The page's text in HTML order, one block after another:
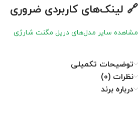
🔗 لینک‌های کاربردی ضروری
مشاهده سایر مدل‌های دریل مگنت شارژی
توضیحات تکمیلی
نظرات (0)
درباره برند